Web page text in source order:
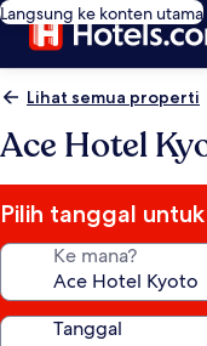
Langsung ke konten utama
Lihat semua properti
Ace Hotel
Pilih tanggal
Ke mana?
Tanggal